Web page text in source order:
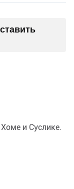
и Суслике.